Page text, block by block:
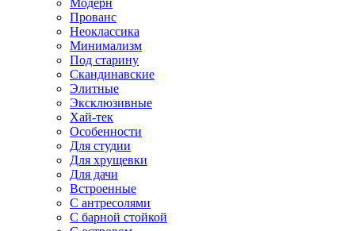
Модерн
Прованс
Неоклассика
Минимализм
Под старину
Скандинавские
Элитные
Эксклюзивные
Хай-тек
Особенности
Для студии
Для хрущевки
Для дачи
Встроенные
С антресолями
С барной стойкой